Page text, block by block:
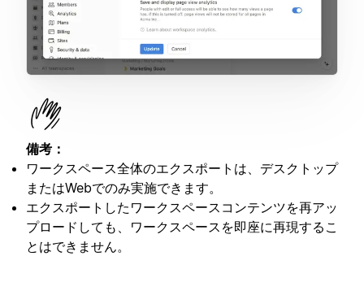
備考：
ワークスペース全体のエクスポートは、デスクトップ
またはWebでのみ実施できます。
エクスポートしたワークスペースコンテンツを再アッ
プロードしても、ワークスペースを即座に再現するこ
とはできません。